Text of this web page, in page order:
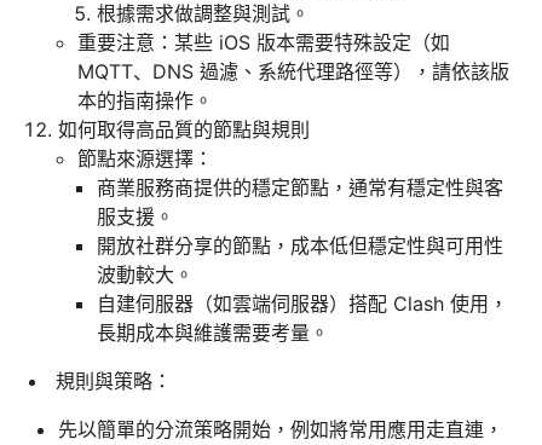
根據需求做調整與測試。
重要注意：某些 iOS 版本需要特殊設定（如
MQTT、DNS 過濾、系統代理路徑等），請依該版
本的指南操作。
如何取得高品質的節點與規則
節點來源選擇：
商業服務商提供的穩定節點，通常有穩定性與客
服支援。
開放社群分享的節點，成本低但穩定性與可用性
波動較大。
自建伺服器（如雲端伺服器）搭配 Clash 使用，
長期成本與維護需要考量。
規則與策略：
先以簡單的分流策略開始，例如將常用應用走直連，